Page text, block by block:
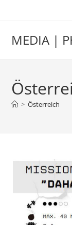
MEDIA |
> Österreich